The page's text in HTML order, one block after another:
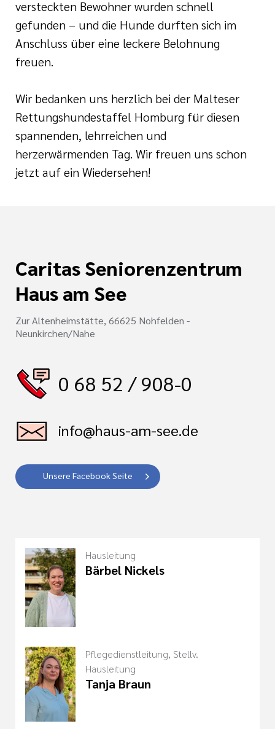
versteckten Bewohner wurden schnell
gefunden – und die Hunde durften sich im
Anschluss über eine leckere Belohnung
freuen.
Wir bedanken uns herzlich bei der Malteser
Rettungshundestaffel Homburg für diesen
spannenden, lehrreichen und
herzerwärmenden Tag. Wir freuen uns schon
jetzt auf ein Wiedersehen!
Caritas Seniorenzentrum
Haus am See
Zur Altenheimstätte, 66625 Nohfelden -
Neunkirchen/Nahe
0 68 52 / 908-0
info@haus-am-see.de
Unsere Facebook Seite
Hausleitung
Bärbel Nickels
Pflegedienstleitung, Stellv.
Hausleitung
Tanja Braun